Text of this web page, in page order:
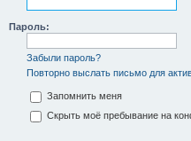
Пароль:
Забыли пароль?
Повторно выслать письмо для
Запомнить меня
Скрыть моё пребывание на